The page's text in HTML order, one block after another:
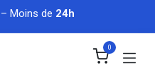
Moins de 24h
0